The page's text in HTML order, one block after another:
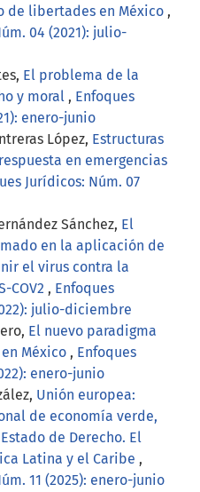
libertades en México ,
04 (2021): julio-
El problema de la
y moral , Enfoques
enero-junio
López, Estructuras
en emergencias
Jurídicos: Núm. 07
Sánchez, El
en la aplicación de
el virus contra la
COV2 , Enfoques
julio-diciembre
El nuevo paradigma
México , Enfoques
enero-junio
Unión europea:
de economía verde,
de Derecho. El
Latina y el Caribe ,
11 (2025): enero-junio